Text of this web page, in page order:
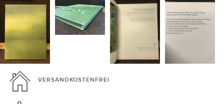
VERSANDKOSTENFREI